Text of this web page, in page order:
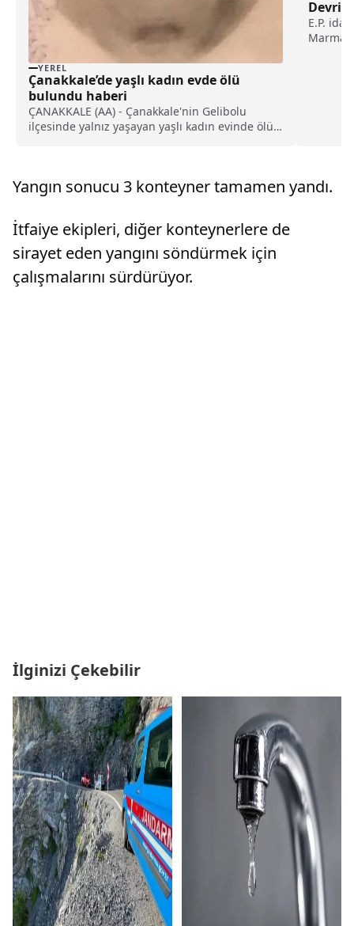
YEREL
Çanakkale’de yaşlı kadın evde ölü
bulundu haberi
ÇANAKKALE (AA) - Çanakkale'nin Gelibolu
ilçesinde yalnız yaşayan yaşlı kadın evinde ölü
yakınları, yaşlı kadını ikametinde hareketsiz...
E.P.
Yangın sonucu 3 konteyner tamamen yandı.
İtfaiye ekipleri, diğer konteynerlere de
sirayet eden yangını söndürmek için
çalışmalarını sürdürüyor.
İlginizi Çekebilir